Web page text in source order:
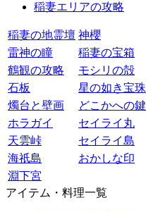
稲妻エリアの攻略
稲妻の地霊壇 神櫻
雷神の瞳
稲妻の宝箱
鶴観の攻略
モシリの殻
石板
星の如き宝珠
燭台と壁画
どこかへの鍵
ホラガイ
セイライ丸
天雲峠
セイライ島
海祇島
おかしな印
淵下宮
アイテム・料理一覧